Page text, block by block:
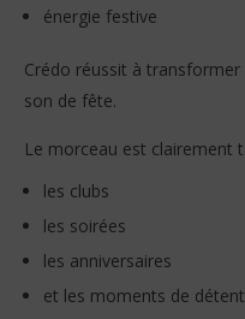
énergie festive
Crédo réussit à
son de fête.
Le morceau est clairement
les clubs
les soirées
les anniversaires
et les moments de